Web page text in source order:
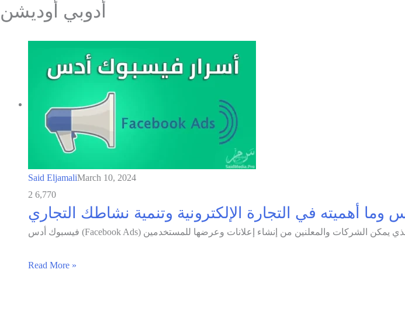
أدوبي أوديشن
Said EljamaliMarch 10, 2024
2 6,770
أهميته في التجارة الإلكترونية وتنمية نشاطك التجاري
Read More »